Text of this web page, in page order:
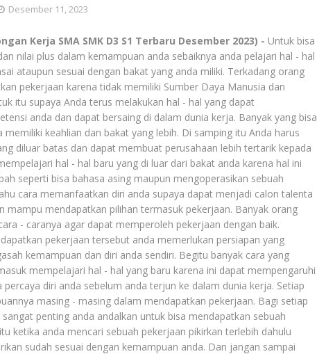
Desember 11, 2023
Kerja SMA SMK D3 S1 Terbaru Desember 2023) - Untuk bisa
nilai plus dalam kemampuan anda sebaiknya anda pelajari hal - hal
ataupun sesuai dengan bakat yang anda miliki. Terkadang orang
pekerjaan karena tidak memiliki Sumber Daya Manusia dan
itu supaya Anda terus melakukan hal - hal yang dapat
anda dan dapat bersaing di dalam dunia kerja. Banyak yang bisa
memiliki keahlian dan bakat yang lebih. Di samping itu Anda harus
diluar batas dan dapat membuat perusahaan lebih tertarik kepada
hal - hal baru yang di luar dari bakat anda karena hal ini
seperti bisa bahasa asing maupun mengoperasikan sebuah
cara memanfaatkan diri anda supaya dapat menjadi calon talenta
mampu mendapatkan pilihan termasuk pekerjaan. Banyak orang
- caranya agar dapat memperoleh pekerjaan dengan baik.
pekerjaan tersebut anda memerlukan persiapan yang
kemampuan dan diri anda sendiri. Begitu banyak cara yang
mempelajari hal - hal yang baru karena ini dapat mempengaruhi
diri anda sebelum anda terjun ke dalam dunia kerja. Setiap
masing - masing dalam mendapatkan pekerjaan. Bagi setiap
penting anda andalkan untuk bisa mendapatkan sebuah
ketika anda mencari sebuah pekerjaan pikirkan terlebih dahulu
sudah sesuai dengan kemampuan anda. Dan jangan sampai